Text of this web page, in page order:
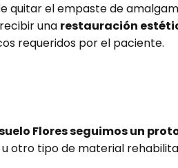
quitar el empaste de
una restauración
requeridos por el paciente.
Flores seguimos un
otro tipo de material